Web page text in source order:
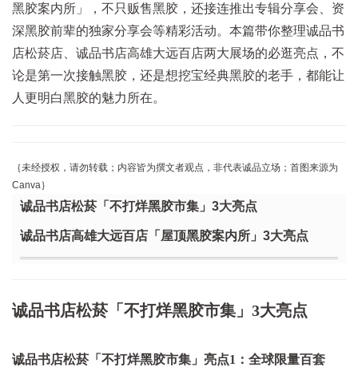
黑胶案内所」，不只贩售黑胶，还接连推出专辑分享会、资
深黑胶前辈的独家分享会等精彩活动。本篇带你整理诚品书
店松菸店、诚品书店高雄大远百店两大展场的必逛亮点，不
论是第一次接触黑胶，还是想挖宝经典黑胶的老手，都能让
人更明白黑胶的魅力所在。
｛未经授权，请勿转载；内容皆为撰文者观点，非代表诚品立场；首图来源为
Canva｝
诚品书店松菸「不打烊黑胶市集」3大亮点
诚品书店高雄大远百店「屋顶黑胶案内所」3大亮点
诚品书店松菸「不打烊黑胶市集」3大亮点
诚品书店松菸「不打烊黑胶市集」亮点1：全球限量百套